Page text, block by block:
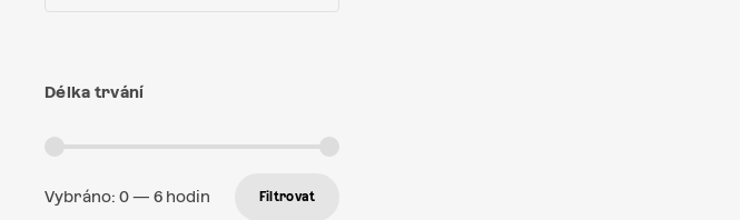
Délka trvání
Vybráno: 0— 6 hodin Filtrovat